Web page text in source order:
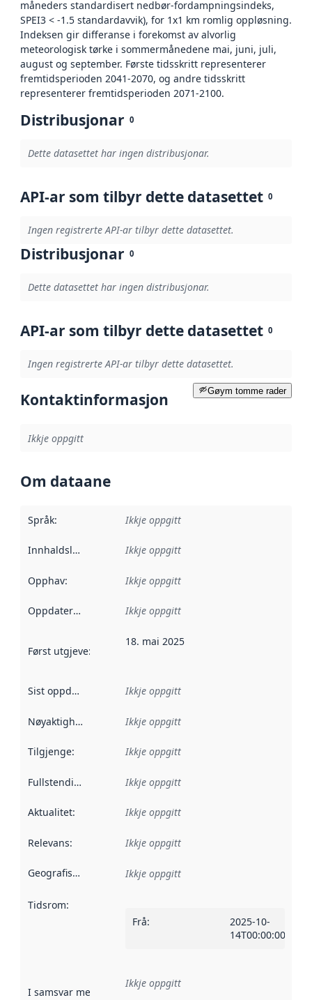
måneders standardisert nedbør-fordampningsindeks,
SPEI3 < -1.5 standardavvik), for 1x1 km romlig oppløsning.
Indeksen gir differanse i forekomst av alvorlig
meteorologisk tørke i sommermånedene mai, juni, juli,
august og september. Første tidsskritt representerer
fremtidsperioden 2041-2070, og andre tidsskritt
representerer fremtidsperioden 2071-2100.
Distribusjonar 0
Dette datasettet har ingen distribusjonar.
API-ar som tilbyr dette datasettet 0
Ingen registrerte API-ar tilbyr dette datasettet.
Distribusjonar 0
Dette datasettet har ingen distribusjonar.
API-ar som tilbyr dette datasettet 0
Ingen registrerte API-ar tilbyr dette datasettet.
Gøym tomme rader
Kontaktinformasjon
Ikkje oppgitt
Om dataane
Språk: Ikkje oppgitt
Innhaldsleverandørar :
Ikkje oppgitt
Opphav: Ikkje oppgitt
Oppdateringsfrekvens :
Ikkje oppgitt
Først utgjeve:
18. mai 2025
Sist oppdatert Ikkje oppgitt
Nøyaktigheit Ikkje oppgitt
Tilgjenge: Ikkje oppgitt
Fullstendigheit Ikkje oppgitt
Aktualitet: Ikkje oppgitt
Relevans: Ikkje oppgitt
Geografisk område Ikkje oppgitt
Tidsrom:
Frå:
2025-10-
14T00:00:00Z
I samsvar med Referanse til ei implementeringsregel eller
Ikkje oppgitt